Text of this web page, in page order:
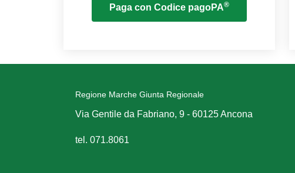
Paga con Codice pagoPA®
Regione Marche Giunta Regionale
Via Gentile da Fabriano, 9 - 60125 Ancona
tel. 071.8061